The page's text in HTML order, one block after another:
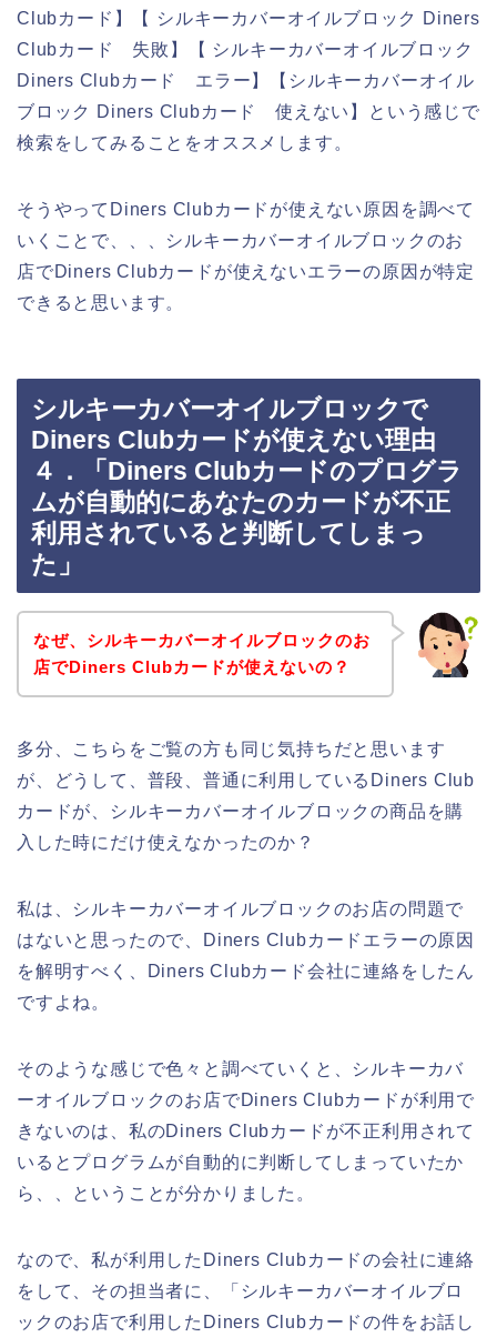
Clubカード】【 シルキーカバーオイルブロック Diners
Clubカード 失敗】【 シルキーカバーオイルブロック
Diners Clubカード エラー】【シルキーカバーオイル
ブロック Diners Clubカード 使えない】という感じで
検索をしてみることをオススメします。
そうやってDiners Clubカードが使えない原因を調べて
いくことで、、、シルキーカバーオイルブロックのお
店でDiners Clubカードが使えないエラーの原因が特定
できると思います。
シルキーカバーオイルブロックで
Diners Clubカードが使えない理由
４．「Diners Clubカードのプログラ
ムが自動的にあなたのカードが不正
利用されていると判断してしまっ
た」
なぜ、シルキーカバーオイルブロックのお
店でDiners Clubカードが使えないの？
多分、こちらをご覧の方も同じ気持ちだと思います
が、どうして、普段、普通に利用しているDiners Club
カードが、シルキーカバーオイルブロックの商品を購
入した時にだけ使えなかったのか？
私は、シルキーカバーオイルブロックのお店の問題で
はないと思ったので、Diners Clubカードエラーの原因
を解明すべく、Diners Clubカード会社に連絡をしたん
ですよね。
そのような感じで色々と調べていくと、シルキーカバ
ーオイルブロックのお店でDiners Clubカードが利用で
きないのは、私のDiners Clubカードが不正利用されて
いるとプログラムが自動的に判断してしまっていたか
ら、、ということが分かりました。
なので、私が利用したDiners Clubカードの会社に連絡
をして、その担当者に、「シルキーカバーオイルブロ
ックのお店で利用したDiners Clubカードの件をお話し